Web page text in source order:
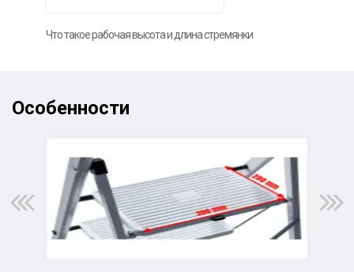
Что такое рабочая высота и длина стремянки
Особенности